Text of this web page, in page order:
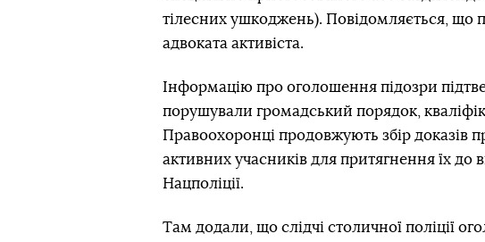
тілесних ушкоджень). Повідомляється, що
адвоката активіста.
Інформацію про оголошення підозри
порушували громадський порядок,
Правоохоронці продовжують збір доказів
активних учасників для притягнення їх до
Нацполіції.
Там додали, що слідчі столичної поліції